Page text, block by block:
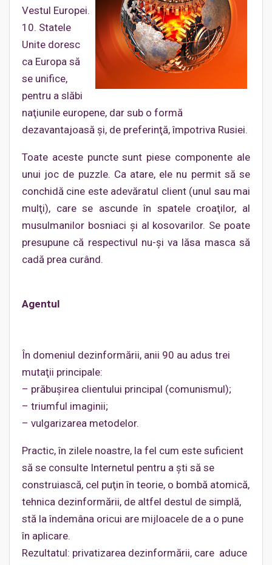
Vestul Europei.
10. Statele
Unite doresc
ca Europa să
se unifice,
pentru a slăbi
naţiunile europene, dar sub o formă
dezavantajoasă şi, de preferinţă, împotriva Rusiei.
Toate aceste puncte sunt piese componente ale
unui joc de puzzle. Ca atare, ele nu permit să se
conchidă cine este adevăratul client (unul sau mai
mulţi), care se ascunde în spatele croaţilor, al
musulmanilor bosniaci şi al kosovarilor. Se poate
presupune că respectivul nu-şi va lăsa masca să
cadă prea curând.
Agentul
În domeniul dezinformării, anii 90 au adus trei
mutaţii principale:
– prăbuşirea clientului principal (comunismul);
– triumful imaginii;
– vulgarizarea metodelor.
Practic, în zilele noastre, la fel cum este suficient
să se consulte Internetul pentru a şti să se
construiască, cel puţin în teorie, o bombă atomică,
tehnica dezinformării, de altfel destul de simplă,
stă la îndemâna oricui are mijloacele de a o pune
în aplicare.
Rezultatul: privatizarea dezinformării, care aduce